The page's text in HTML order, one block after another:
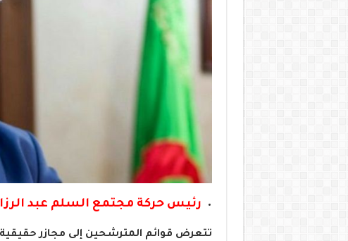
رئيس حركة مجتمع السلم عبد
تتعرض قوائم المترشحين إلى مجازر